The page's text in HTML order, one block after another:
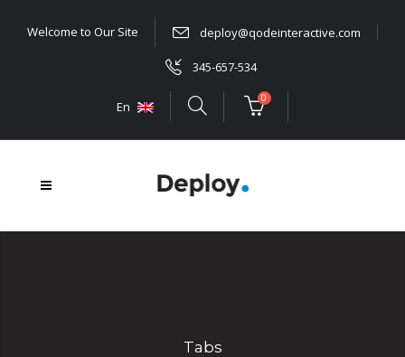
Welcome to Our Site deploy@qodeinteractive.com
345-657-534
En
0
Tabs